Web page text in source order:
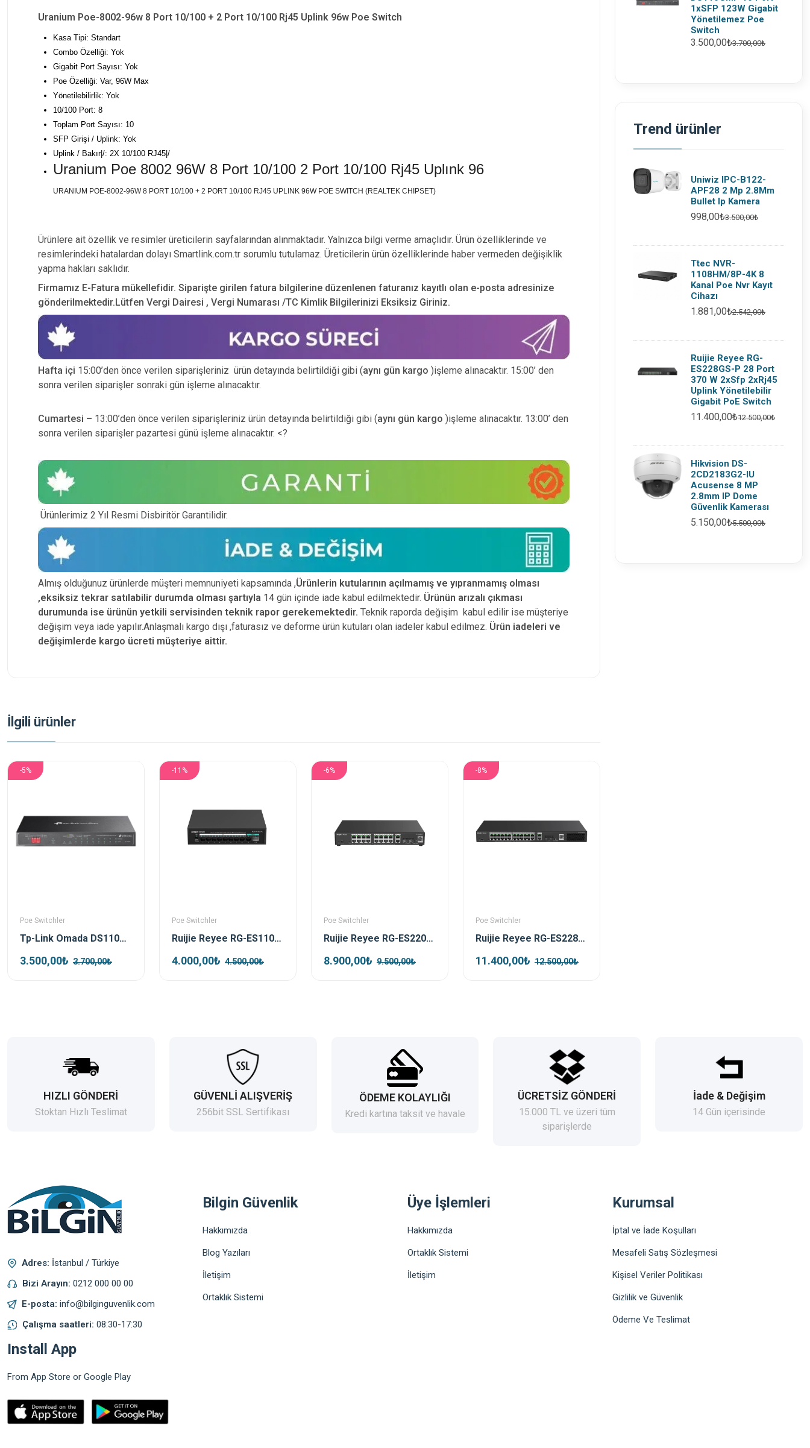
Uranium Poe-8002-96w 8 Port 10/100 + 2 Port 10/100 Rj45 Uplink 96w Poe Switch
Kasa Tipi: Standart
Combo Özelliği: Yok
Gigabit Port Sayısı: Yok
Poe Özelliği: Var, 96W Max
Yönetilebilirlik: Yok
10/100 Port: 8
Toplam Port Sayısı: 10
SFP Girişi / Uplink: Yok
Uplink / Bakır|/: 2X 10/100 RJ45|/
Uranium Poe 8002 96W 8 Port 10/100 2 Port 10/100 Rj45 Uplınk 96
URANIUM POE-8002-96W 8 PORT 10/100 + 2 PORT 10/100 RJ45 UPLINK 96W POE SWITCH (REALTEK CHIPSET)
Ürünlere ait özellik ve resimler üreticilerin sayfalarından alınmaktadır. Yalnızca bilgi verme amaçlıdır. Ürün özelliklerinde ve
resimlerindeki hatalardan dolayı Smartlink.com.tr sorumlu tutulamaz. Üreticilerin ürün özelliklerinde haber vermeden değişiklik
yapma hakları saklıdır.
Firmamız E-Fatura mükellefidir. Siparişte girilen fatura bilgilerine düzenlenen faturanız kayıtlı olan e-posta adresinize
gönderilmektedir.Lütfen Vergi Dairesi , Vergi Numarası /TC Kimlik Bilgilerinizi Eksiksiz Giriniz.
Hafta içi 15:00’den önce verilen siparişleriniz ürün detayında belirtildiği gibi (aynı gün kargo )işleme alınacaktır. 15:00’ den
sonra verilen siparişler sonraki gün işleme alınacaktır.
Cumartesi – 13:00’den önce verilen siparişleriniz ürün detayında belirtildiği gibi (aynı gün kargo )işleme alınacaktır. 13:00’ den
sonra verilen siparişler pazartesi günü işleme alınacaktır. <?
Ürünlerimiz 2 Yıl Resmi Disbiritör Garantilidir.
Almış olduğunuz ürünlerde müşteri memnuniyeti kapsamında ,Ürünlerin kutularının açılmamış ve yıpranmamış olması
,eksiksiz tekrar satılabilir durumda olması şartıyla 14 gün içinde iade kabul edilmektedir. Ürünün arızalı çıkması
durumunda ise ürünün yetkili servisinden teknik rapor gerekemektedir. Teknik raporda değişim kabul edilir ise müşteriye
değişim veya iade yapılır.Anlaşmalı kargo dışı ,faturasız ve deforme ürün kutuları olan iadeler kabul edilmez. Ürün iadeleri ve
değişimlerde kargo ücreti müşteriye aittir.
İlgili ürünler
-5%
Poe Switchler
Tp-Link Omada DS110GMP 10 Port 1xSFP 123W Gigabit Yönetilemez Poe Switch
3.500,00₺ 3.700,00₺
-11%
Poe Switchler
Ruijie Reyee RG-ES110GS-P-L 10 Port 1xSfp 1xRj45 Uplink Yönetilemez Gigabit PoE Switch
4.000,00₺ 4.500,00₺
-6%
Poe Switchler
Ruijie Reyee RG-ES220GS-P 16 Port 250W 2xSfp 2xRj45 Uplink Yönetilebilir Gigabit PoE Switch
8.900,00₺ 9.500,00₺
-8%
Poe Switchler
Ruijie Reyee RG-ES228GS-P 28 Port 370 W 2xSfp 2xRj45 Uplink Yönetilebilir Gigabit PoE Switch
11.400,00₺ 12.500,00₺
1xSFP 123W Gigabit
Yönetilemez Poe
Switch
3.500,00₺3.700,00₺
Trend ürünler
Uniwiz IPC-B122-
APF28 2 Mp 2.8Mm
Bullet Ip Kamera
998,00₺3.500,00₺
Ttec NVR-
1108HM/8P-4K 8
Kanal Poe Nvr Kayıt
Cihazı
1.881,00₺2.542,00₺
Ruijie Reyee RG-
ES228GS-P 28 Port
370 W 2xSfp 2xRj45
Uplink Yönetilebilir
Gigabit PoE Switch
11.400,00₺12.500,00₺
Hikvision DS-
2CD2183G2-IU
Acusense 8 MP
2.8mm IP Dome
Güvenlik Kamerası
5.150,00₺5.500,00₺
HIZLI GÖNDERİ
Stoktan Hızlı Teslimat
GÜVENLİ ALIŞVERİŞ
256bit SSL Sertifikası
ÖDEME KOLAYLIĞI
Kredi kartına taksit ve havale
ÜCRETSİZ GÖNDERİ
15.000 TL ve üzeri tüm
siparişlerde
İade & Değişim
14 Gün içerisinde
Adres: İstanbul / Türkiye
Bizi Arayın: 0212 000 00 00
E-posta: info@bilginguvenlik.com
Çalışma saatleri: 08:30-17:30
Bilgin Güvenlik
Hakkımızda
Blog Yazıları
İletişim
Ortaklık Sistemi
Üye İşlemleri
Hakkımızda
Ortaklık Sistemi
İletişim
Kurumsal
İptal ve İade Koşulları
Mesafeli Satış Sözleşmesi
Kişisel Veriler Politikası
Gizlilik ve Güvenlik
Ödeme Ve Teslimat
Install App
From App Store or Google Play